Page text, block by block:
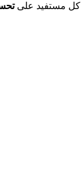
كل مستفيد على